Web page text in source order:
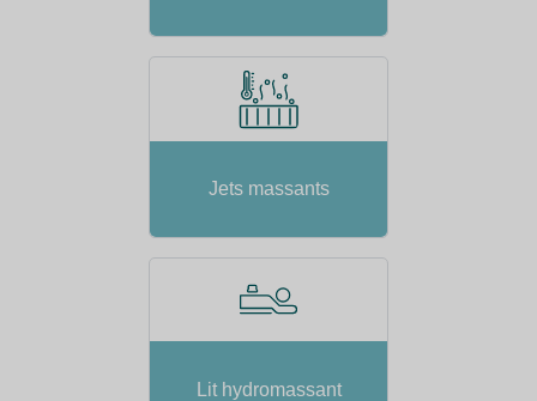
Jets massants
Lit hydromassant